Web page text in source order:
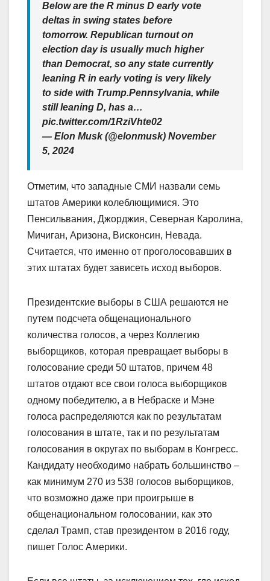
Below are the R minus D early vote
deltas in swing states before
tomorrow. Republican turnout on
election day is usually much higher
than Democrat, so any state currently
leaning R in early voting is very likely
to side with Trump.Pennsylvania, while
still leaning D, has a…
pic.twitter.com/1RziVhte02
— Elon Musk (@elonmusk) November
5, 2024
Отметим, что западные СМИ назвали семь
штатов Америки колеблющимися. Это
Пенсильвания, Джорджия, Северная Каролина,
Мичиган, Аризона, Висконсин, Невада.
Считается, что именно от проголосовавших в
этих штатах будет зависеть исход выборов.
Президентские выборы в США решаются не
путем подсчета общенационального
количества голосов, а через Коллегию
выборщиков, которая превращает выборы в
голосование среди 50 штатов, причем 48
штатов отдают все свои голоса выборщиков
одному победителю, а в Небраске и Мэне
голоса распределяются как по результатам
голосования в штате, так и по результатам
голосования в округах по выборам в Конгресс.
Кандидату необходимо набрать большинство –
как минимум 270 из 538 голосов выборщиков,
что возможно даже при проигрыше в
общенациональном голосовании, как это
сделал Трамп, став президентом в 2016 году,
пишет Голос Америки.